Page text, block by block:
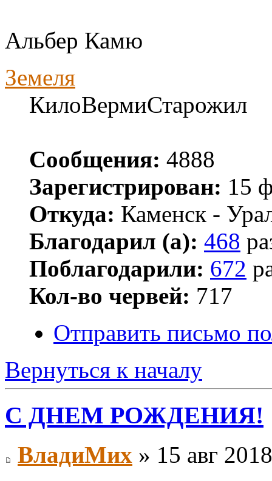
Альбер Камю
Земеля
КилоВермиСтарожил
Сообщения: 4888
Зарегистрирован: 15
Откуда: Каменск -
Благодарил (а): 468
Поблагодарили: 672
Кол-во червей: 717
Отправить письмо
Вернуться к началу
С ДНЕМ РОЖДЕНИЯ!
ВладиМих » 15 авг